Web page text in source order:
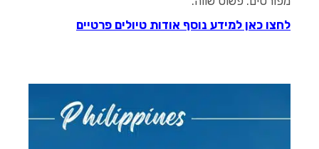
לחצו כאן למידע נוסף אודות טיולים פרטיים